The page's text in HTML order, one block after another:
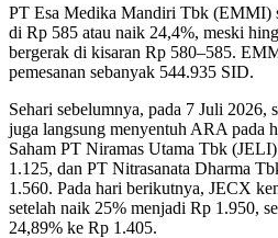
PT Esa Medika Mandiri Tbk (EMMI)
di Rp 585 atau naik 24,4%, meski
bergerak di kisaran Rp 580–585.
pemesanan sebanyak 544.935 SID.
Sehari sebelumnya, pada 7 Juli 2026,
juga langsung menyentuh ARA pada
Saham PT Niramas Utama Tbk
1.125, dan PT Nitrasanata Dharma
1.560. Pada hari berikutnya, JECX
setelah naik 25% menjadi Rp 1.950,
24,89% ke Rp 1.405.